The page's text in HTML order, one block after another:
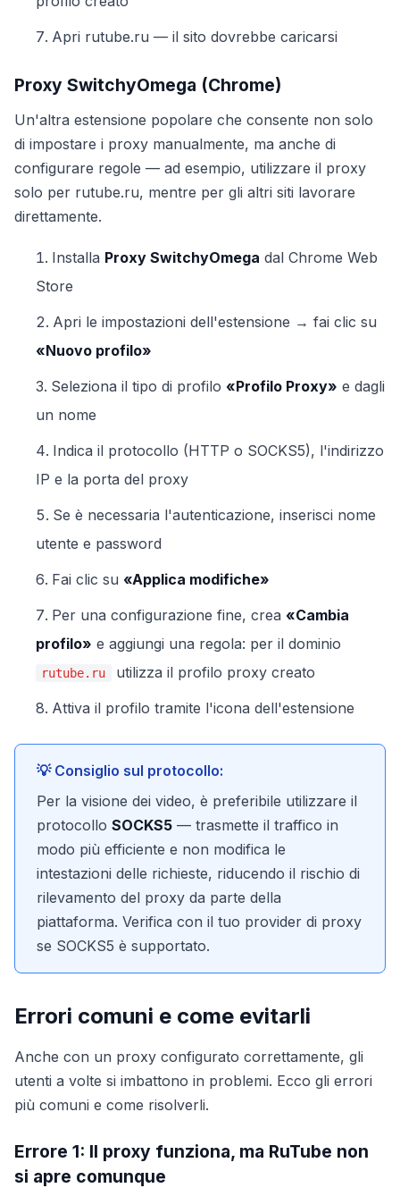
Apri rutube.ru — il sito dovrebbe caricarsi
Proxy SwitchyOmega (Chrome)
Un'altra estensione popolare che consente non solo
di impostare i proxy manualmente, ma anche di
configurare regole — ad esempio, utilizzare il proxy
solo per rutube.ru, mentre per gli altri siti lavorare
direttamente.
Installa Proxy SwitchyOmega dal Chrome Web
Store
Apri le impostazioni dell'estensione → fai clic su
«Nuovo profilo»
Seleziona il tipo di profilo «Profilo Proxy» e dagli
un nome
Indica il protocollo (HTTP o SOCKS5), l'indirizzo
IP e la porta del proxy
Se è necessaria l'autenticazione, inserisci nome
utente e password
Fai clic su «Applica modifiche»
Per una configurazione fine, crea «Cambia
profilo» e aggiungi una regola: per il dominio
rutube.ru
utilizza il profilo proxy creato
Attiva il profilo tramite l'icona dell'estensione
💡 Consiglio sul protocollo:
Per la visione dei video, è preferibile utilizzare il
protocollo SOCKS5 — trasmette il traffico in
modo più efficiente e non modifica le
intestazioni delle richieste, riducendo il rischio di
rilevamento del proxy da parte della
piattaforma. Verifica con il tuo provider di proxy
se SOCKS5 è supportato.
Errori comuni e come evitarli
Anche con un proxy configurato correttamente, gli
utenti a volte si imbattono in problemi. Ecco gli errori
più comuni e come risolverli.
Errore 1: Il proxy funziona, ma RuTube non
si apre comunque